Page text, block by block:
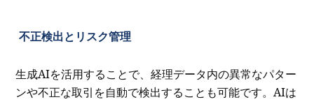
不正検出とリスク管理
生成AIを活用することで、経理データ内の異常なパター
ンや不正な取引を自動で検出することも可能です。AIは